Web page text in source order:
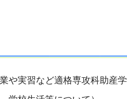
や実習など適格専攻科助産